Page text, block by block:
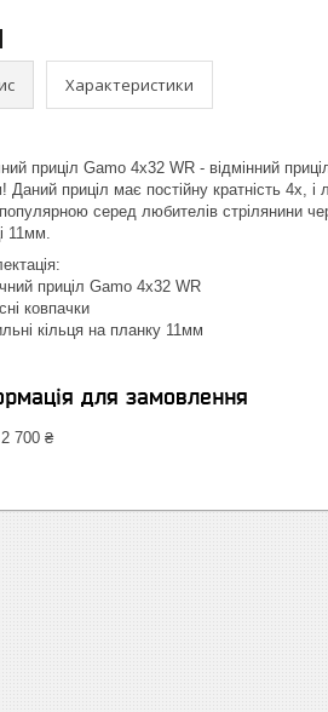
Характеристики
приціл Gamo 4х32 WR - відмінний
Даний приціл має постійну кратність
серед любителів стрілянини
11мм.
приціл Gamo 4х32 WR
ковпачки
кільця на планку 11мм
для замовлення
2 700 ₴